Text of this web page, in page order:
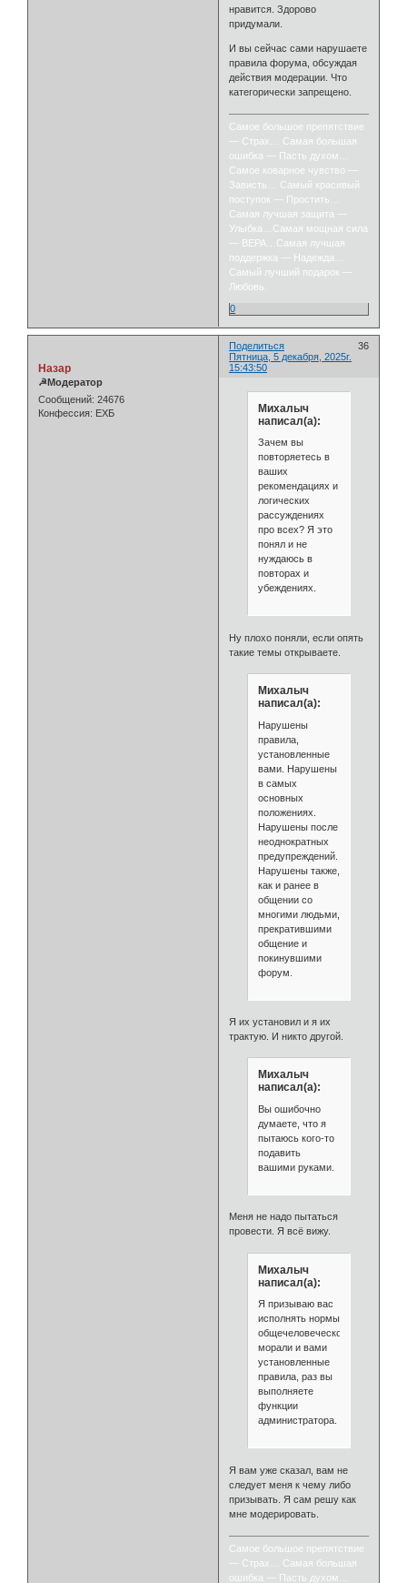
нравится. Здорово
придумали.
И вы сейчас сами нарушаете
правила форума, обсуждая
действия модерации. Что
категорически запрещено.
Самое большое препятствие
— Страх… Самая большая
ошибка — Пасть духом…
Самое коварное чувство —
Зависть… Самый красивый
поступок — Простить…
Самая лучшая защита —
Улыбка…Самая мощная сила
— ВЕРА…Самая лучшая
поддержка — Надежда…
Самый лучший подарок —
Любовь.
0
Поделиться
36
Пятница, 5 декабря, 2025г.
15:43:50
Назар
☭Модератор
Сообщений: 24676
Конфессия: ЕХБ
Михалыч
написал(а):
Зачем вы
повторяетесь в
ваших
рекомендациях и
логических
рассуждениях
про всех? Я это
понял и не
нуждаюсь в
повторах и
убеждениях.
Ну плохо поняли, если опять
такие темы открываете.
Михалыч
написал(а):
Нарушены
правила,
установленные
вами. Нарушены
в самых
основных
положениях.
Нарушены после
неоднократных
предупреждений.
Нарушены также,
как и ранее в
общении со
многими людьми,
прекратившими
общение и
покинувшими
форум.
Я их установил и я их
трактую. И никто другой.
Михалыч
написал(а):
Вы ошибочно
думаете, что я
пытаюсь кого-то
подавить
вашими руками.
Меня не надо пытаться
провести. Я всё вижу.
Михалыч
написал(а):
Я призываю вас
исполнять нормы
общечеловеческой
морали и вами
установленные
правила, раз вы
выполняете
функции
администратора.
Я вам уже сказал, вам не
следует меня к чему либо
призывать. Я сам решу как
мне модерировать.
Самое большое препятствие
— Страх… Самая большая
ошибка — Пасть духом…